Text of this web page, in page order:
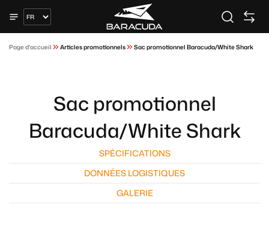
Page d'accueil Articles promotionnels Sac promotionnel Baracuda/White Shark
Sac promotionnel
Baracuda/White Shark
SPÉCIFICATIONS
DONNÉES LOGISTIQUES
GALERIE